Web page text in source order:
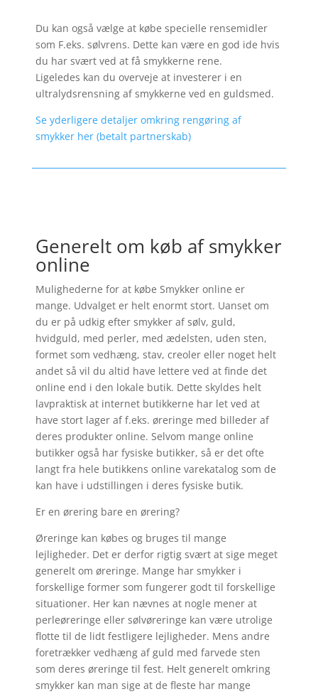
Du kan også vælge at købe specielle rensemidler
som F.eks. sølvrens. Dette kan være en god ide hvis
du har svært ved at få smykkerne rene.
Ligeledes kan du overveje at investerer i en
ultralydsrensning af smykkerne ved en guldsmed.
Se yderligere detaljer omkring rengøring af
smykker her (betalt partnerskab)
Generelt om køb af smykker
online
Mulighederne for at købe Smykker online er
mange. Udvalget er helt enormt stort. Uanset om
du er på udkig efter smykker af sølv, guld,
hvidguld, med perler, med ædelsten, uden sten,
formet som vedhæng, stav, creoler eller noget helt
andet så vil du altid have lettere ved at finde det
online end i den lokale butik. Dette skyldes helt
lavpraktisk at internet butikkerne har let ved at
have stort lager af f.eks. øreringe med billeder af
deres produkter online. Selvom mange online
butikker også har fysiske butikker, så er det ofte
langt fra hele butikkens online varekatalog som de
kan have i udstillingen i deres fysiske butik.
Er en ørering bare en ørering?
Øreringe kan købes og bruges til mange
lejligheder. Det er derfor rigtig svært at sige meget
generelt om øreringe. Mange har smykker i
forskellige former som fungerer godt til forskellige
situationer. Her kan nævnes at nogle mener at
perleøreringe eller sølvøreringe kan være utrolige
flotte til de lidt festligere lejligheder. Mens andre
foretrækker vedhæng af guld med farvede sten
som deres øreringe til fest. Helt generelt omkring
smykker kan man sige at de fleste har mange